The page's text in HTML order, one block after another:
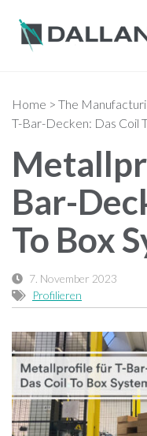
Home > The
T-Bar-Decken: Das Coil
Bar-
To Box
7. November 2023
Profilieren